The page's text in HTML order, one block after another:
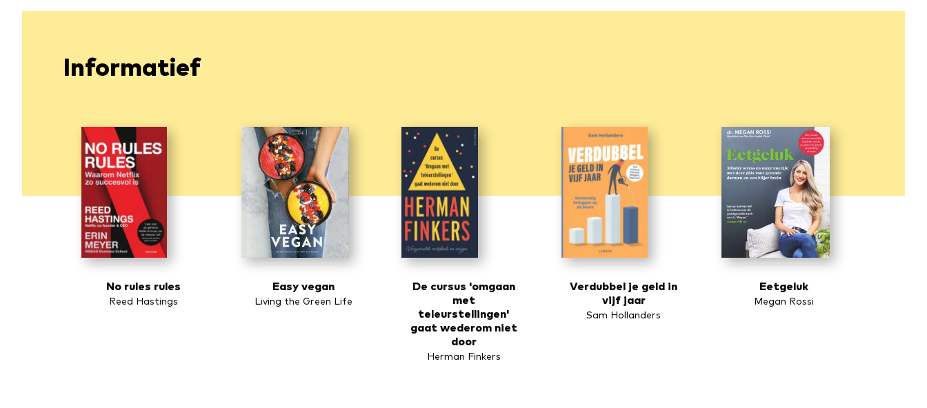
Informatief
No rules rules
Reed Hastings
Easy vegan
Living the Green Life
De cursus 'omgaan
met
teleurstellingen'
gaat wederom niet
door
Herman Finkers
Verdubbel je geld in
vijf jaar
Sam Hollanders
Eetgeluk
Megan Rossi